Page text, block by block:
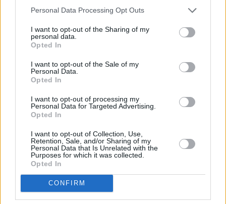
negar su consentimiento. Tenga en cuenta que algún
de su consentimiento, pero usted tiene el derecho de
rechazar tal procesamiento. Sus preferencias se aplicarán
cualquier momento entrando de nuevo en este sitio web o
visitando nuestra política de privacidad.
Personal Data Processing Opt Outs
I want to opt-out of the Sharing of my
personal data.
Opted In
I want to opt-out of the Sale of my
Personal Data.
Opted In
I want to opt-out of processing my
Personal Data for Targeted Advertising.
Opted In
I want to opt-out of Collection, Use,
Retention, Sale, and/or Sharing of my
Personal Data that Is Unrelated with the
Purposes for which it was collected.
Opted In
CONFIRM